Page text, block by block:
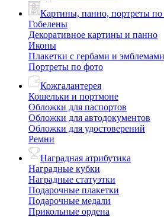
Картины, панно, портреты по
Гобелены
Декоративное картины и панно
Иконы
Плакетки с гербами и эмблемами
Портреты по фото
Кожгалантерея
Кошельки и портмоне
Обложки для паспортов
Обложки для автодокументов
Обложки для удостоверений
Ремни
Наградная атрибутика
Наградные кубки
Наградные статуэтки
Подарочные плакетки
Подарочные медали
Прикольные ордена